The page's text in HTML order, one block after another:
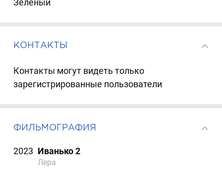
Зеленый
КОНТАКТЫ
Контакты могут видеть только
зарегистрированные пользователи
ФИЛЬМОГРАФИЯ
2023 Иванько 2
Лера